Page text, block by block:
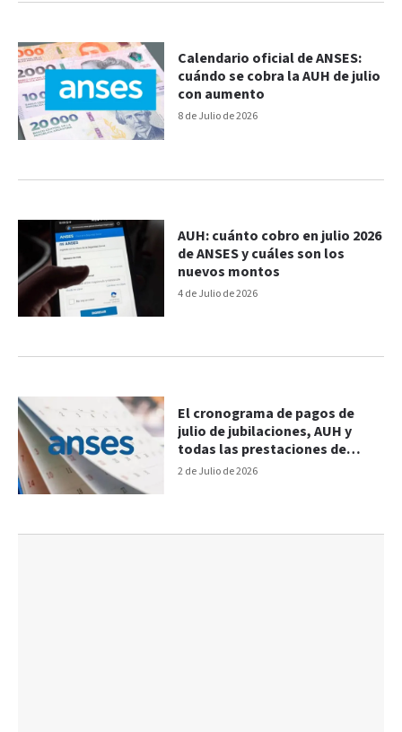
8 de Julio de 2026
Calendario oficial de ANSES:
cuándo se cobra la AUH de julio
con aumento
4 de Julio de 2026
AUH: cuánto cobro en julio 2026
de ANSES y cuáles son los
nuevos montos
2 de Julio de 2026
El cronograma de pagos de
julio de jubilaciones, AUH y
todas las prestaciones de
ANSES